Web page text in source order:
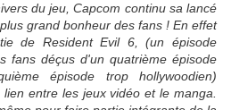
du jeu, Capcom continu sa lancé
grand bonheur des fans ! En effet
de Resident Evil 6, (un épisode
fans déçus d'un quatrième épisode
épisode trop hollywoodien)
entre les jeux vidéo et le manga.